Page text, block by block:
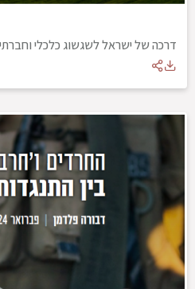
דרכה של ישראל לשגשוג כלכלי וחברתי